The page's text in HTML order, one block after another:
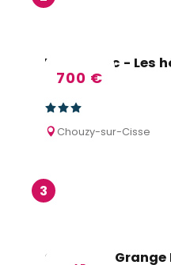
700 €
Flo et Marc - Les
Cottage
Chouzy-sur-Cisse
3
Gîte de la Grange